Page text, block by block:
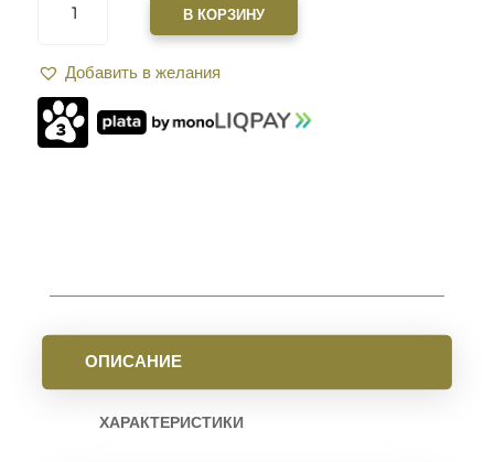
ТОВАРА
PMAG
MOE
7.62Х39
НА
В КОРЗИНУ
Добавить в желания
ОПИСАНИЕ
ХАРАКТЕРИСТИКИ